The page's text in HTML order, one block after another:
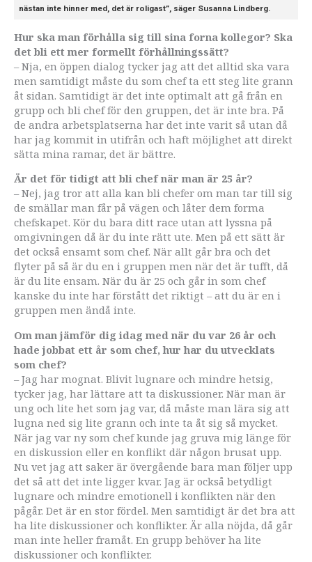
nästan inte hinner med, det är roligast”, säger Susanna Lindberg.
Hur ska man förhålla sig till sina forna kollegor? Ska
det bli ett mer formellt förhållningssätt?
– Nja, en öppen dialog tycker jag att det alltid ska vara
men samtidigt måste du som chef ta ett steg lite grann
åt sidan. Samtidigt är det inte optimalt att gå från en
grupp och bli chef för den gruppen, det är inte bra. På
de andra arbetsplatserna har det inte varit så utan då
har jag kommit in utifrån och haft möjlighet att direkt
sätta mina ramar, det är bättre.
Är det för tidigt att bli chef när man är 25 år?
– Nej, jag tror att alla kan bli chefer om man tar till sig
de smällar man får på vägen och låter dem forma
chefskapet. Kör du bara ditt race utan att lyssna på
omgivningen då är du inte rätt ute. Men på ett sätt är
det också ensamt som chef. När allt går bra och det
flyter på så är du en i gruppen men när det är tufft, då
är du lite ensam. När du är 25 och går in som chef
kanske du inte har förstått det riktigt – att du är en i
gruppen men ändå inte.
Om man jämför dig idag med när du var 26 år och
hade jobbat ett år som chef, hur har du utvecklats
som chef?
– Jag har mognat. Blivit lugnare och mindre hetsig,
tycker jag, har lättare att ta diskussioner. När man är
ung och lite het som jag var, då måste man lära sig att
lugna ned sig lite grann och inte ta åt sig så mycket.
När jag var ny som chef kunde jag gruva mig länge för
en diskussion eller en konflikt där någon brusat upp.
Nu vet jag att saker är övergående bara man följer upp
det så att det inte ligger kvar. Jag är också betydligt
lugnare och mindre emotionell i konflikten när den
pågår. Det är en stor fördel. Men samtidigt är det bra att
ha lite diskussioner och konflikter. Är alla nöjda, då går
man inte heller framåt. En grupp behöver ha lite
diskussioner och konflikter.